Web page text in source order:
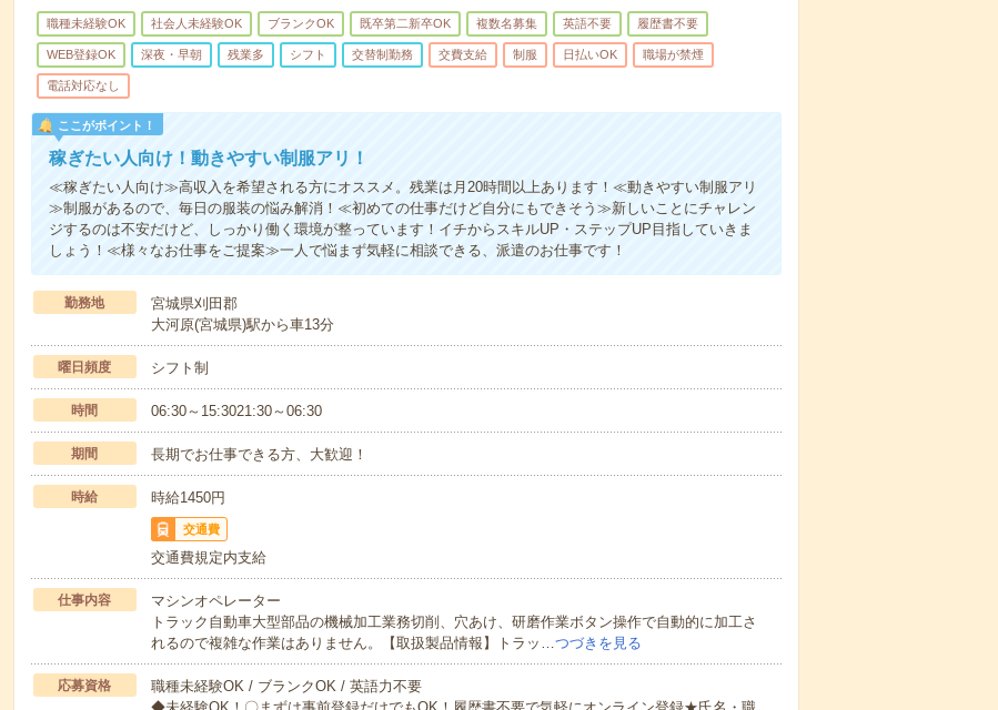
職種未経験OK 社会人未経験OK ブランクOK 既卒第二新卒OK 複数名募集 英語不要 履歴書不要
WEB登録OK 深夜・早朝 残業多 シフト 交替制勤務 交費支給 制服 日払いOK 職場が禁煙
電話対応なし
ここがポイント！
稼ぎたい人向け！動きやすい制服アリ！
≪稼ぎたい人向け≫高収入を希望される方にオススメ。残業は月20時間以上あります！≪動きやすい制服アリ
≫制服があるので、毎日の服装の悩み解消！≪初めての仕事だけど自分にもできそう≫新しいことにチャレン
ジするのは不安だけど、しっかり働く環境が整っています！イチからスキルUP・ステップUP目指していきま
しょう！≪様々なお仕事をご提案≫一人で悩まず気軽に相談できる、派遣のお仕事です！
勤務地
宮城県刈田郡
大河原(宮城県)駅から車13分
曜日頻度 シフト制
時間 06:30～15:3021:30～06:30
期間 長期でお仕事できる方、大歓迎！
時給 時給1450円
交通費
交通費規定内支給
仕事内容
マシンオペレーター
トラック自動車大型部品の機械加工業務切削、穴あけ、研磨作業ボタン操作で自動的に加工さ
れるので複雑な作業はありません。【取扱製品情報】トラッ…つづきを見る
応募資格
職種未経験OK / ブランクOK / 英語力不要